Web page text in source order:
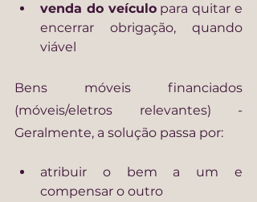
venda do veículo para quitar e
encerrar obrigação, quando
viável
Bens móveis financiados
(móveis/eletros relevantes) -
Geralmente, a solução passa por:
atribuir o bem a um e
compensar o outro